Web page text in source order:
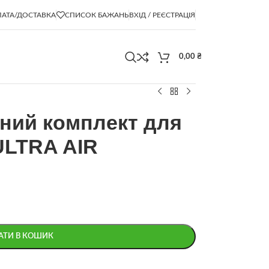
ДОСТАВКА СПИСОК БАЖАНЬВХІД / РЕЄСТРАЦІЯ
0,00 ₴
комплект для
AIR
В КОШИК